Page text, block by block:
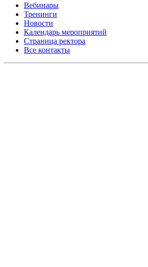
Вебинары
Тренинги
Новости
Календарь мероприятий
Страница ректора
Все контакты